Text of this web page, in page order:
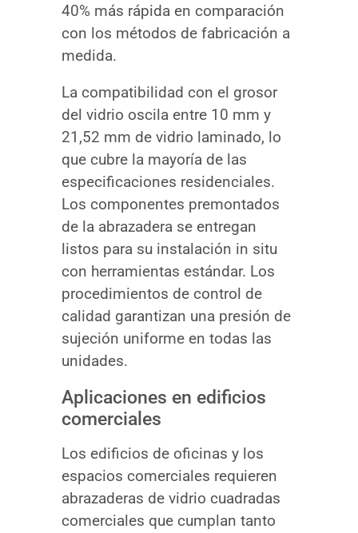
40% más rápida en comparación
con los métodos de fabricación a
medida.
La compatibilidad con el grosor
del vidrio oscila entre 10 mm y
21,52 mm de vidrio laminado, lo
que cubre la mayoría de las
especificaciones residenciales.
Los componentes premontados
de la abrazadera se entregan
listos para su instalación in situ
con herramientas estándar. Los
procedimientos de control de
calidad garantizan una presión de
sujeción uniforme en todas las
unidades.
Aplicaciones en edificios
comerciales
Los edificios de oficinas y los
espacios comerciales requieren
abrazaderas de vidrio cuadradas
comerciales que cumplan tanto